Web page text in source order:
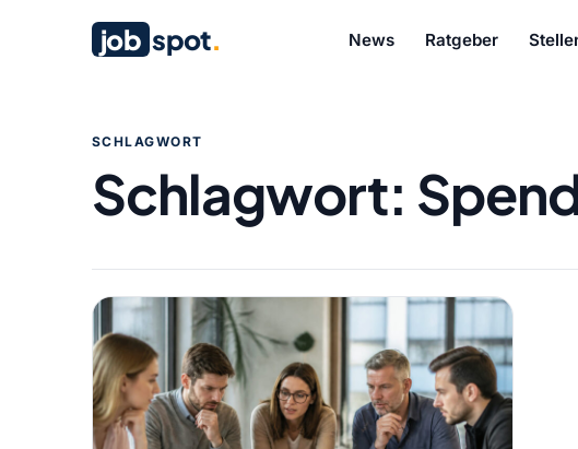
job spot. News Ratgeber
SCHLAGWORT
Schlagwort: